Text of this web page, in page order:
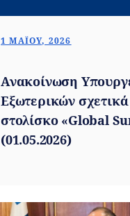
1 ΜΑΪ́ΟΥ, 2026
Ανακοίνωση
Εξωτερικών
στολίσκο «Global
(01.05.2026)